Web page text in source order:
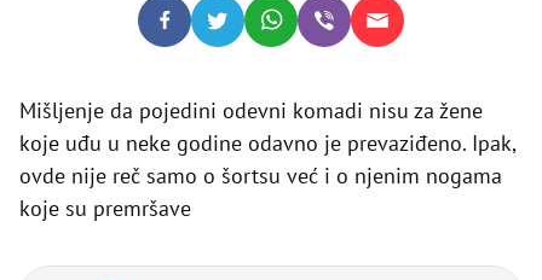
Mišljenje da pojedini odevni komadi nisu za žene
koje uđu u neke godine odavno je prevaziđeno. Ipak,
ovde nije reč samo o šortsu već i o njenim nogama
koje su premršave